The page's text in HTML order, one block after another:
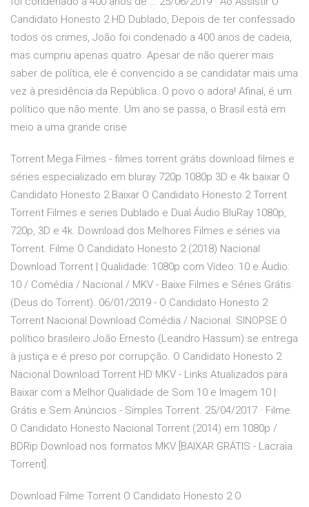
Candidato Honesto 2 HD Dublado, Depois de ter confessado
todos os crimes, João foi condenado a 400 anos de cadeia,
mas cumpriu apenas quatro. Apesar de não querer mais
saber de política, ele é convencido a se candidatar mais uma
vez à presidência da República. O povo o adora! Afinal, é um
político que não mente. Um ano se passa, o Brasil está em
meio a uma grande crise
Torrent Mega Filmes - filmes torrent grátis download filmes e
séries especializado em bluray 720p 1080p 3D e 4k baixar O
Candidato Honesto 2 Baixar O Candidato Honesto 2 Torrent
Torrent Filmes e series Dublado e Dual Áudio BluRay 1080p,
720p, 3D e 4k. Download dos Melhores Filmes e séries via
Torrent. Filme O Candidato Honesto 2 (2018) Nacional
Download Torrent | Qualidade: 1080p com Vídeo: 10 e Áudio:
10 / Comédia / Nacional / MKV - Baixe Filmes e Séries Grátis
(Deus do Torrent). 06/01/2019 - O Candidato Honesto 2
Torrent Nacional Download Comédia / Nacional. SINOPSE O
político brasileiro João Ernesto (Leandro Hassum) se entrega
à justiça e é preso por corrupção. O Candidato Honesto 2
Nacional Download Torrent HD MKV - Links Atualizados para
Baixar com a Melhor Qualidade de Som 10 e Imagem 10 |
Grátis e Sem Anúncios - Simples Torrent. 25/04/2017 · Filme
O Candidato Honesto Nacional Torrent (2014) em 1080p /
BDRip Download nos formatos MKV [BAIXAR GRÁTIS - Lacraia
Torrent].
Download Filme Torrent O Candidato Honesto 2 O